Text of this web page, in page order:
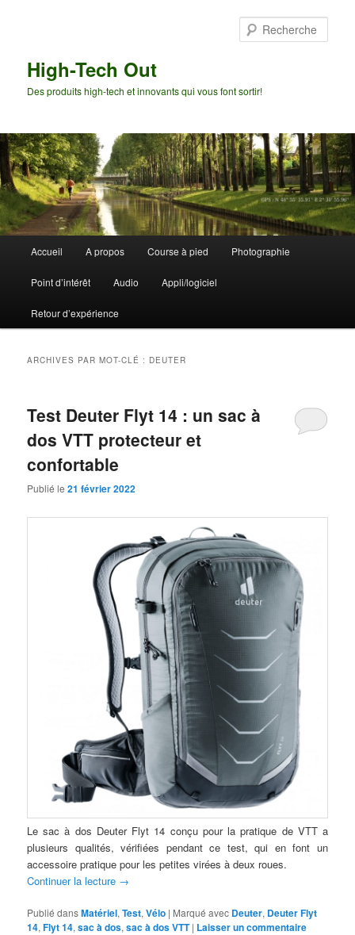
High-Tech Out
Des produits high-tech et innovants qui vous font sortir!
principal
Accueil A propos Course à pied Photographie
Point d’intérêt Audio Appli/logiciel
Retour d’expérience
ARCHIVES PAR MOT-CLÉ : DEUTER
Test Deuter Flyt 14 : un sac à
dos VTT protecteur et
confortable
Publié le21 février 2022
Le sac à dos Deuter Flyt 14 conçu pour la pratique de VTT a
plusieurs qualités, vérifiées pendant ce test, qui en font un
accessoire pratique pour les petites virées à deux roues.
Continuer la lecture →
Publié dansMatériel,Test,Vélo | Marqué avec Deuter, Deuter Flyt
14,Flyt 14,sac à dos,sac à dos VTT | Laisser un commentaire